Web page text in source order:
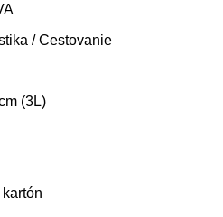
/ Cestovanie
(3L)